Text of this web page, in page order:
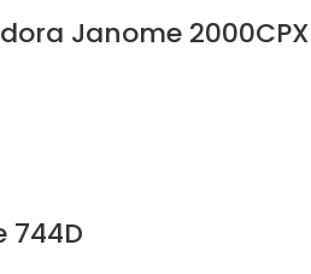
Janome 2000CPX
744D